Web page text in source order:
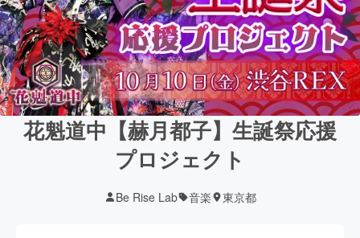
花魁道中【赫月都子】生誕祭応援
プロジェクト
Be Rise Lab 音楽 東京都